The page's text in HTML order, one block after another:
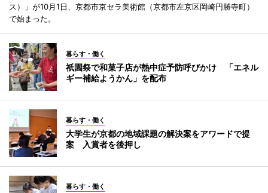
ス）」が10月1日、京都市京セラ美術館（京都市左京区岡崎円勝寺町）
で始まった。
暮らす・働く
祇園祭で和菓子店が熱中症予防呼びかけ 「エネル
ギー補給ようかん」を配布
暮らす・働く
大学生が京都の地域課題の解決案をアワードで提
案 入賞者を後押し
暮らす・働く